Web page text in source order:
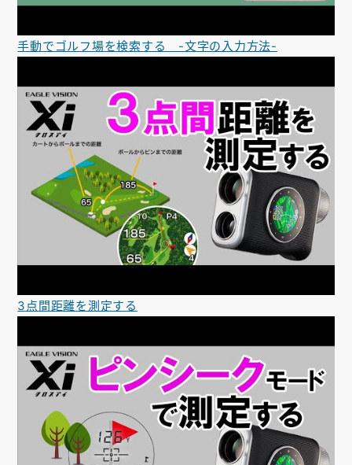
手動でゴルフ場を検索する -文字の入力方法-
3点間距離を測定する